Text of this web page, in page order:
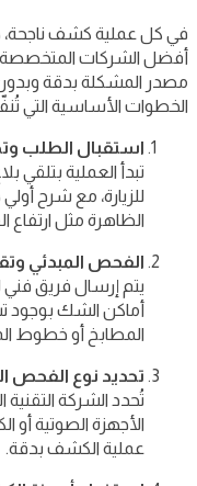
في كل عملية كشف
أفضل الشركات
مصدر المشكلة بدقة
الخطوات الأساسية التي
استقبال الطلب
تبدأ العملية بتلقي
للزيارة، مع شرح
الظاهرة مثل ارتفاع
الفحص المبدئي
يتم إرسال فريق فني
أماكن الشك بوجود
المطابخ أو خطوط
تحديد نوع الفحص
تُحدد الشركة
الأجهزة الصوتية أو
عملية الكشف بدقة.